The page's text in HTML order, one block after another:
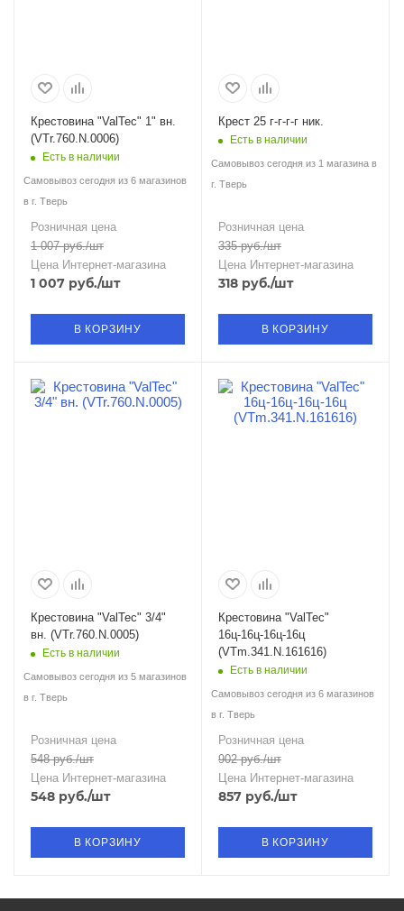
Крестовина "ValTec" 1" вн.
(VTr.760.N.0006)
Есть в наличии
Самовывоз сегодня из 6 магазинов
в г. Тверь
Розничная цена
1 007руб./шт
Цена Интернет-магазина
1 007 руб./шт
В КОРЗИНУ
Крест 25 г-г-г-г ник.
Есть в наличии
Самовывоз сегодня из 1 магазина в
г. Тверь
Розничная цена
335руб./шт
Цена Интернет-магазина
318 руб./шт
В КОРЗИНУ
Крестовина "ValTec" 3/4"
вн. (VTr.760.N.0005)
Есть в наличии
Самовывоз сегодня из 5 магазинов
в г. Тверь
Розничная цена
548руб./шт
Цена Интернет-магазина
548 руб./шт
В КОРЗИНУ
Крестовина "ValTec"
16ц-16ц-16ц-16ц
(VTm.341.N.161616)
Есть в наличии
Самовывоз сегодня из 6 магазинов
в г. Тверь
Розничная цена
902руб./шт
Цена Интернет-магазина
857 руб./шт
В КОРЗИНУ